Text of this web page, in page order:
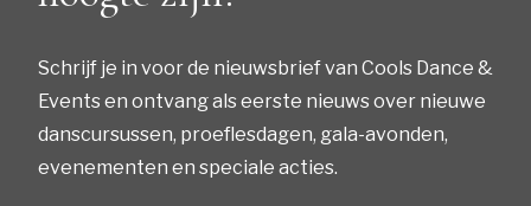
Schrijf je in voor de nieuwsbrief van Cools Dance &
Events en ontvang als eerste nieuws over nieuwe
danscursussen, proeflesdagen, gala-avonden,
evenementen en speciale acties.